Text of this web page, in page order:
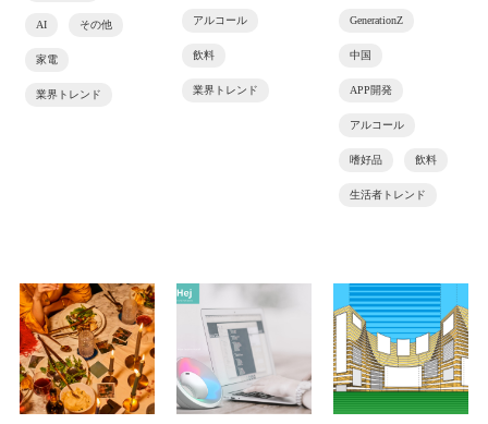
AI その他
家電
業界トレンド
アルコール
飲料
業界トレンド
GenerationZ
中国
APP開発
アルコール
嗜好品 飲料
生活者トレンド